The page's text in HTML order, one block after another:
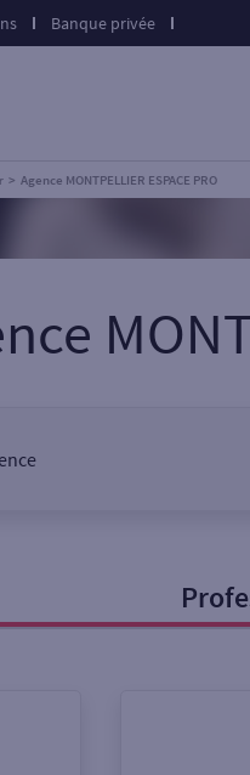
Banque privée
Agence MONTPELLIER ESPACE PRO
Entreprise